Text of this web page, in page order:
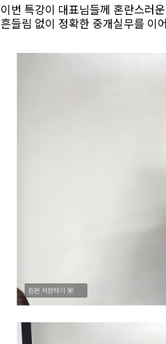
이번 특강이 대표님들께 혼란스러
흔들림 없이 정확한 중개실무를 이